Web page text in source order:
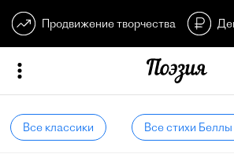
Продвижение творчества
Все классики Все стихи